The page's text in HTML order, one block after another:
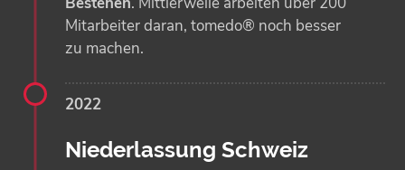
Mitarbeiter daran, tomedo® noch besser
zu machen.
2022
Niederlassung Schweiz